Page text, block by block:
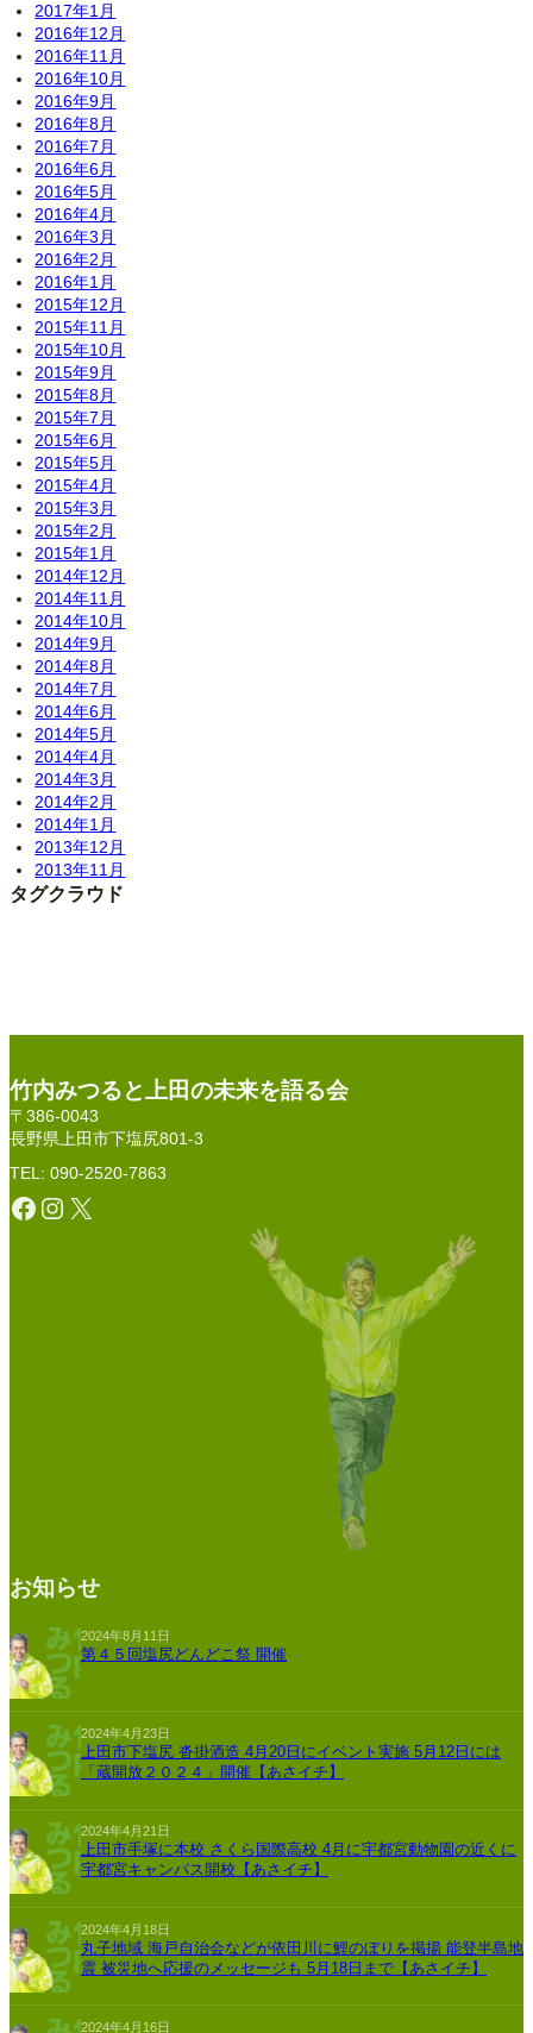
2017年1月
2016年12月
2016年11月
2016年10月
2016年9月
2016年8月
2016年7月
2016年6月
2016年5月
2016年4月
2016年3月
2016年2月
2016年1月
2015年12月
2015年11月
2015年10月
2015年9月
2015年8月
2015年7月
2015年6月
2015年5月
2015年4月
2015年3月
2015年2月
2015年1月
2014年12月
2014年11月
2014年10月
2014年9月
2014年8月
2014年7月
2014年6月
2014年5月
2014年4月
2014年3月
2014年2月
2014年1月
2013年12月
2013年11月
タグクラウド
竹内みつると上田の未来を語る会
〒386-0043
長野県上田市下塩尻801-3
TEL: 090-2520-7863
Facebook Instagram X
お知らせ
2024年8月11日
第４５回塩尻どんどこ祭 開催
2024年4月23日
上田市下塩尻 沓掛酒造 4月20日にイベント実施 5月12日には
「蔵開放２０２４」開催【あさイチ】
2024年4月21日
上田市手塚に本校 さくら国際高校 4月に宇都宮動物園の近くに
宇都宮キャンパス開校【あさイチ】
2024年4月18日
丸子地域 海戸自治会などが依田川に鯉のぼりを掲揚 能登半島地
震 被災地へ応援のメッセージも 5月18日まで【あさイチ】
2024年4月16日